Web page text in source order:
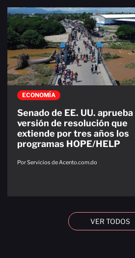
ECONOMÍA
Senado de EE. UU. aprueba
versión de resolución que
extiende por tres años los
programas HOPE/HELP
Por Servicios de Acento.com.do
VER TODOS